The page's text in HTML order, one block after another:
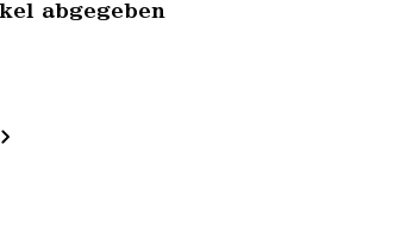
abgegeben